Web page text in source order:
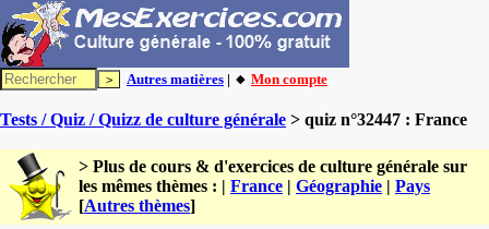
Autres matières | 🔸 Mon compte
Tests / Quiz / Quizz de culture générale > quiz n°32447 : France
> Plus de cours & d'exercices de culture générale sur
les mêmes thèmes : | France | Géographie | Pays
[Autres thèmes]